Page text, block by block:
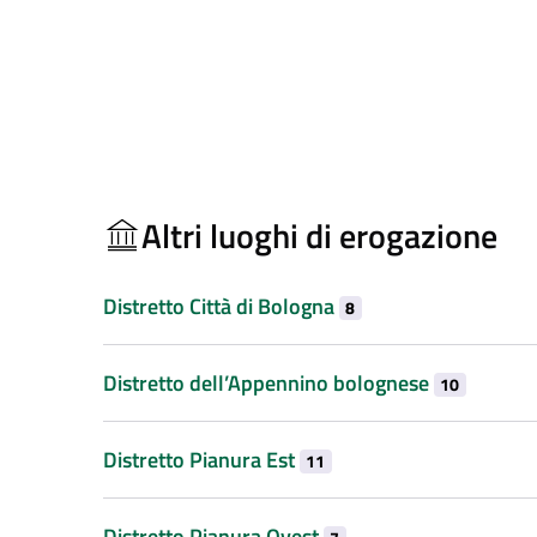
Altri luoghi di erogazione
Distretto Città di Bologna 8
Distretto dell’Appennino bolognese 10
Distretto Pianura Est 11